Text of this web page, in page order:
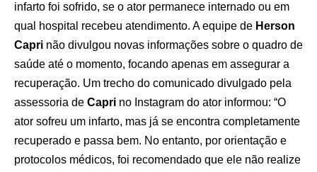
infarto foi sofrido, se o ator permanece internado ou em
qual hospital recebeu atendimento. A equipe de Herson
Capri não divulgou novas informações sobre o quadro de
saúde até o momento, focando apenas em assegurar a
recuperação. Um trecho do comunicado divulgado pela
assessoria de Capri no Instagram do ator informou: “O
ator sofreu um infarto, mas já se encontra completamente
recuperado e passa bem. No entanto, por orientação e
protocolos médicos, foi recomendado que ele não realize